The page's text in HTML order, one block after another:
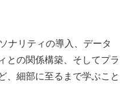
ナリティの導入、データ
との関係構築、そしてプラ
、細部に至るまで学ぶこと